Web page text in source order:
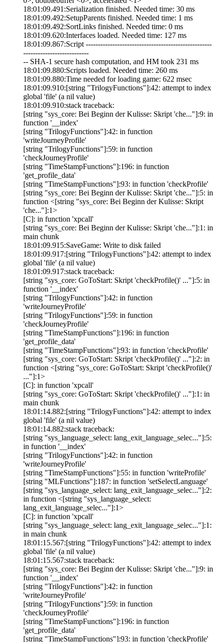
18:01:09.491:Serialization finished. Needed time: 30 ms
18:01:09.492:SetupParents finished. Needed time: 1 ms
18:01:09.492:SortLinks finished. Needed time: 0 ms
18:01:09.620:Interfaces loaded. Needed time: 127 ms
18:01:09.867:Script ----------------------------------------------------
---------------------------
-- SHA-1 secure hash computation, and HM took 231 ms
18:01:09.880:Scripts loaded. Needed time: 260 ms
18:01:09.880:Time needed for loading game: 622 msec
18:01:09.910:[string "TrilogyFunctions"]:42: attempt to index
global 'file' (a nil value)
18:01:09.910:stack traceback:
[string "sys_core: Bei Beginn der Kulisse: Skript 'che..."]:9: in
function '__index'
[string "TrilogyFunctions"]:42: in function
'writeJourneyProfile'
[string "TrilogyFunctions"]:59: in function
'checkJourneyProfile'
[string "TimeStampFunctions"]:196: in function
'get_profile_data'
[string "TimeStampFunctions"]:93: in function 'checkProfile'
[string "sys_core: Bei Beginn der Kulisse: Skript 'che..."]:5: in
function <[string "sys_core: Bei Beginn der Kulisse: Skript
'che..."]:1>
[C]: in function 'xpcall'
[string "sys_core: Bei Beginn der Kulisse: Skript 'che..."]:1: in
main chunk
18:01:09.915:SaveGame: Write to disk failed
18:01:09.917:[string "TrilogyFunctions"]:42: attempt to index
global 'file' (a nil value)
18:01:09.917:stack traceback:
[string "sys_core: GoToStart: Skript 'checkProfile()' ..."]:5: in
function '__index'
[string "TrilogyFunctions"]:42: in function
'writeJourneyProfile'
[string "TrilogyFunctions"]:59: in function
'checkJourneyProfile'
[string "TimeStampFunctions"]:196: in function
'get_profile_data'
[string "TimeStampFunctions"]:93: in function 'checkProfile'
[string "sys_core: GoToStart: Skript 'checkProfile()' ..."]:2: in
function <[string "sys_core: GoToStart: Skript 'checkProfile()'
..."]:1>
[C]: in function 'xpcall'
[string "sys_core: GoToStart: Skript 'checkProfile()' ..."]:1: in
main chunk
18:01:14.882:[string "TrilogyFunctions"]:42: attempt to index
global 'file' (a nil value)
18:01:14.882:stack traceback:
[string "sys_language_select: lang_exit_language_selec..."]:5:
in function '__index'
[string "TrilogyFunctions"]:42: in function
'writeJourneyProfile'
[string "TimeStampFunctions"]:55: in function 'writeProfile'
[string "MLFunctions"]:187: in function 'setSelectLanguage'
[string "sys_language_select: lang_exit_language_selec..."]:2:
in function <[string "sys_language_select:
lang_exit_language_selec..."]:1>
[C]: in function 'xpcall'
[string "sys_language_select: lang_exit_language_selec..."]:1:
in main chunk
18:01:15.567:[string "TrilogyFunctions"]:42: attempt to index
global 'file' (a nil value)
18:01:15.567:stack traceback:
[string "sys_core: Bei Beginn der Kulisse: Skript 'che..."]:9: in
function '__index'
[string "TrilogyFunctions"]:42: in function
'writeJourneyProfile'
[string "TrilogyFunctions"]:59: in function
'checkJourneyProfile'
[string "TimeStampFunctions"]:196: in function
'get_profile_data'
[string "TimeStampFunctions"]:93: in function 'checkProfile'